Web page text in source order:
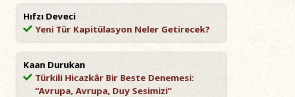
Hıfzı Deveci
Yeni Tür Kapitülasyon Neler Getirecek?
Kaan Durukan
Türkili Hicazkâr Bir Beste Denemesi:
“Avrupa, Avrupa, Duy Sesimizi“